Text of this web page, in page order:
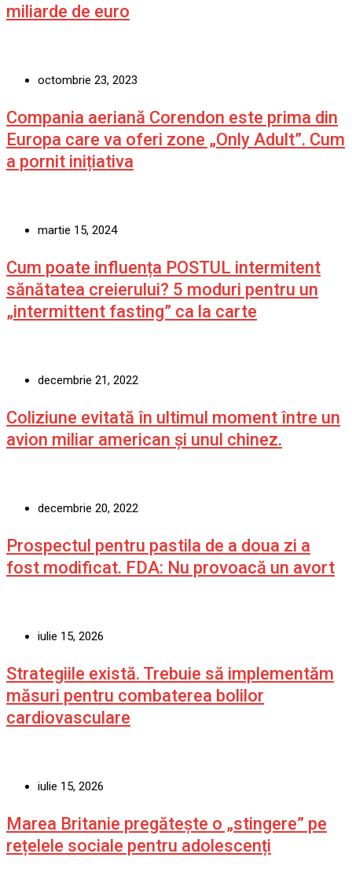
miliarde de euro
octombrie 23, 2023
Compania aeriană Corendon este prima din
Europa care va oferi zone „Only Adult”. Cum
a pornit inițiativa
martie 15, 2024
Cum poate influența POSTUL intermitent
sănătatea creierului? 5 moduri pentru un
„intermittent fasting” ca la carte
decembrie 21, 2022
Coliziune evitată în ultimul moment între un
avion miliar american şi unul chinez.
decembrie 20, 2022
Prospectul pentru pastila de a doua zi a
fost modificat. FDA: Nu provoacă un avort
iulie 15, 2026
Strategiile există. Trebuie să implementăm
măsuri pentru combaterea bolilor
cardiovasculare
iulie 15, 2026
Marea Britanie pregătește o „stingere” pe
rețelele sociale pentru adolescenți